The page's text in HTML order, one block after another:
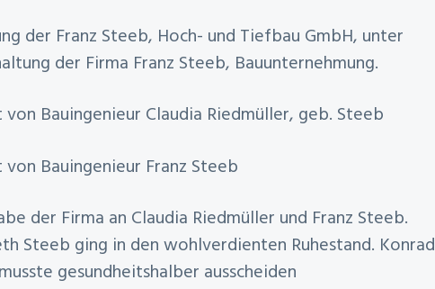
der Franz Steeb, Hoch- und Tiefbau GmbH, unter
der Firma Franz Steeb, Bauunternehmung.
Bauingenieur Claudia Riedmüller, geb. Steeb
Bauingenieur Franz Steeb
der Firma an Claudia Riedmüller und Franz Steeb.
Steeb ging in den wohlverdienten Ruhestand. Konrad
gesundheitshalber ausscheiden